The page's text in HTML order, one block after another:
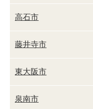
高石市
藤井寺市
東大阪市
泉南市